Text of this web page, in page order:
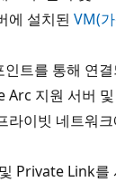
에 설치된 VM(
인트를 통해 연
Arc 지원 서버
라이빗 네트워
Private Link를